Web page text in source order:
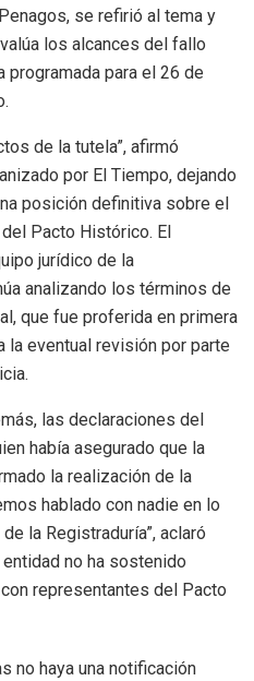
se refirió al tema y
los alcances del fallo
programada para el 26 de
de la tutela”, afirmó
por El Tiempo, dejando
posición definitiva sobre el
Pacto Histórico. El
jurídico de la
analizando los términos de
que fue proferida en primera
la eventual revisión por parte
las declaraciones del
había asegurado que la
la realización de la
hablado con nadie en lo
la Registraduría”, aclaró
no ha sostenido
representantes del Pacto
no haya una notificación